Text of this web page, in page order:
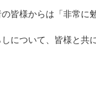
皆様からは「非常に
について、皆様と共